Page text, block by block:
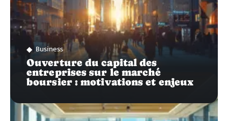
Business
Ouverture du capital des
entreprises sur le marché
boursier : motivations et enjeux